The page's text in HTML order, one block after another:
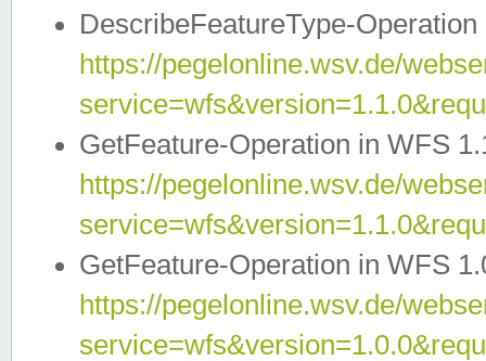
DescribeFeatureType-
https://pegelonline.wsv.de/
GetFeature-Operation in WFS
https://pegelonline.wsv.de/
GetFeature-Operation in WFS
https://pegelonline.wsv.de/